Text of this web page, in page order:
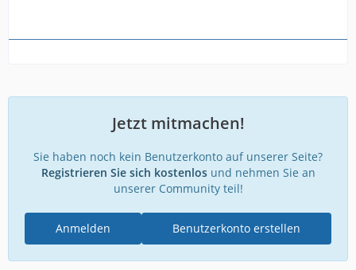
Jetzt mitmachen!
Sie haben noch kein Benutzerkonto auf unserer Seite?
Registrieren Sie sich kostenlosund nehmen Sie an
unserer Community teil!
Benutzerkonto erstellen
Anmelden